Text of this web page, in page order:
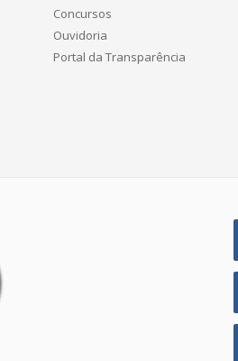
Concursos
Ouvidoria
Portal da Transparência